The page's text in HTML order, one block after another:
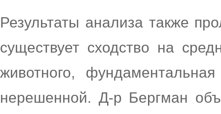
Результаты анализа также
существует сходство на
животного,
нерешенной. Д-р Бергман